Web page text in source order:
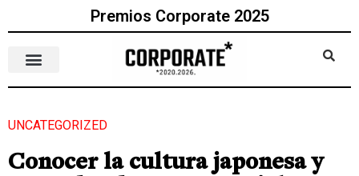
Premios Corporate 2025
UNCATEGORIZED
Conocer la cultura japonesa y